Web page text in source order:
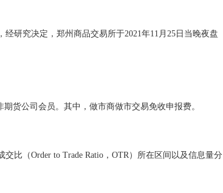
研究决定，郑州商品交易所于2021年11月25日当晚夜盘
货公司会员。其中，做市商做市交易免收申报费。
比（Order to Trade Ratio，OTR）所在区间以及信息量分